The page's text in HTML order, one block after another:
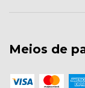
Meios de